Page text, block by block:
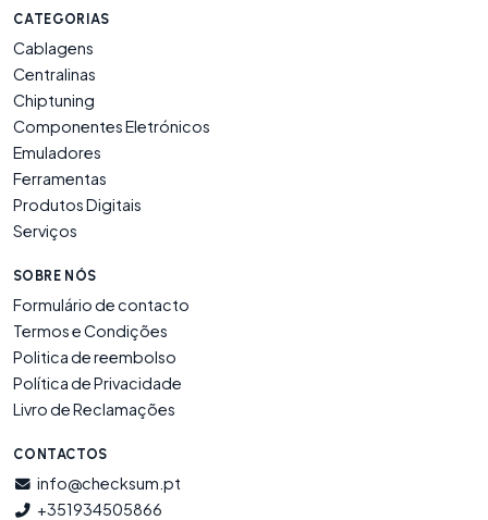
CATEGORIAS
Cablagens
Centralinas
Chiptuning
Componentes Eletrónicos
Emuladores
Ferramentas
Produtos Digitais
Serviços
SOBRE NÓS
Formulário de contacto
Termos e Condições
Politica de reembolso
Política de Privacidade
Livro de Reclamações
CONTACTOS
info@checksum.pt
+351934505866